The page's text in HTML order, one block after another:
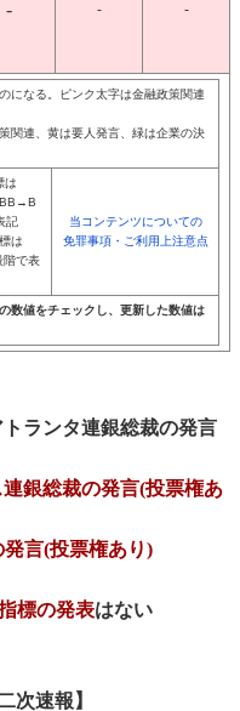
- -
なる。ピンク太字は金融政策関連
関連、黄は要人発言、緑は企業の決
は
記
は
で表
当コンテンツについての
免罪事項・ご利用上注意点
数値をチェックし、更新した数値は
ランタ連銀総裁の発言
銀総裁の発言(投票権あ
言(投票権あり)
標の発表はない
次速報】